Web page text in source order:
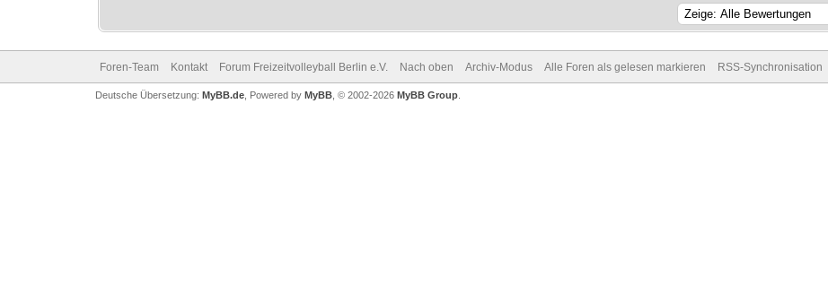
Foren-Team Kontakt Forum Freizeitvolleyball Berlin e.V. Nach oben Archiv-Modus Alle Foren als gelesen markieren RSS-Synchronisation
Deutsche Übersetzung: MyBB.de, Powered by MyBB, © 2002-2026 MyBB Group.